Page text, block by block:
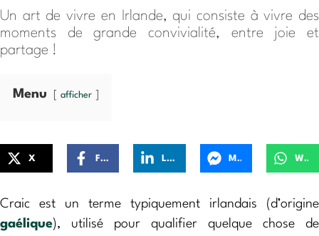
Un art de vivre en Irlande, qui consiste à vivre des
moments de grande convivialité, entre joie et
partage !
Menu afficher
X Facebook LinkedIn Messenger WhatsApp
Craic est un terme typiquement irlandais (d’origine
gaélique), utilisé pour qualifier quelque chose de